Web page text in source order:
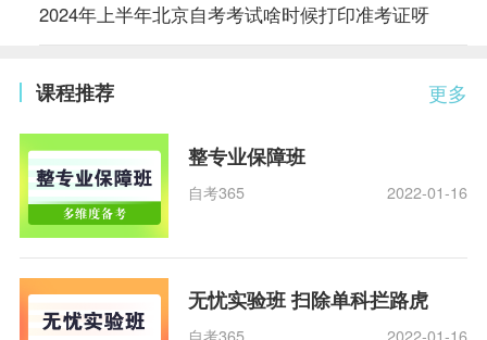
2024年上半年北京自考考试啥时候打印准考证呀
更多
课程推荐
整专业保障班
自考365 2022-01-16
无忧实验班 扫除单科拦路虎